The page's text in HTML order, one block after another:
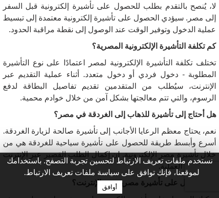
لا، يُنصح بالتقدم بطلب للحصول على تأشيرة إلكترونية قبل السفر
إلى مصر. سيؤدي الحصول على تأشيرة إلكترونية معتمدة إلى تبسيط
عملية الدخول وتوفير الوقت عند الوصول إلى نقطة مراقبة الحدود.
كم تكلفة التأشيرة الإلكترونية المصرية؟
تختلف تكلفة التأشيرة الإلكترونية لمصر اعتمادًا على نوع التأشيرة
المطلوبة - دخول فردي أو دخول متعدد.أثناء عملية التقديم عبر
الإنترنت، سيُطلب من المتقدمين تقديم تفاصيل البطاقة لدفع
الرسوم، والتي تتم معالجتها بشكل آمن من خلال خوادم محمية.
هل أحتاج إلى تأشيرة للذهاب إلى الغردقة في مصر؟
نعم، يحتاج معظم الرعايا الأجانب إلى تأشيرة صالحة لزيارة الغردقة.
أسرع وأبسط طريقة للحصول على تأشيرة سياحية للغردقة هي من
خلال تأشيرة مصر الإلكترونية.إن إكمال الطلب القصير عبر الإنترنت
يسهل هذه العملية.
كيف أحصل على تأشيرة مصرية عبر الإنترنت؟
نستخدم ملفات تعريف الارتباط لتحسين تجربة التصفح. باستخدامك
لموقعنا، فإنك توافق على سياسة ملفات تعريف الارتباط.
أوافق